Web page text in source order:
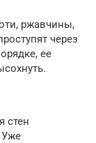
ржавчины,
через
ее
стен
Уже